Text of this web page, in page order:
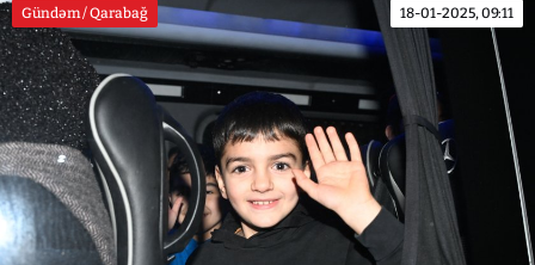
Gündəm / Qarabağ 18-01-2025, 09:11